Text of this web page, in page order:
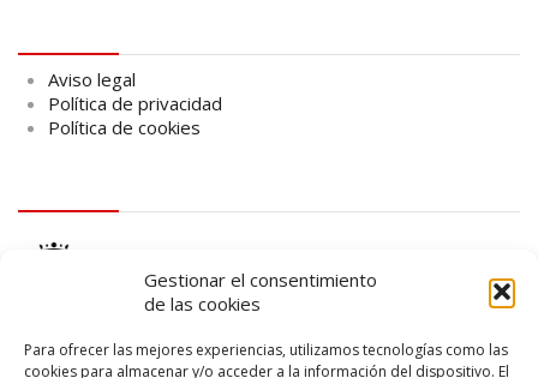
Gestionar el consentimiento
de las cookies
Para ofrecer las mejores experiencias, utilizamos tecnologías como las
cookies para almacenar y/o acceder a la información del dispositivo. El
Aviso legal
Política de privacidad
Política de cookies